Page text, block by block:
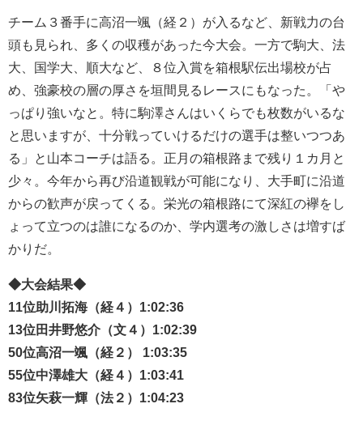
チーム３番手に高沼一颯（経２）が入るなど、新戦力の台
頭も見られ、多くの収穫があった今大会。一方で駒大、法
大、国学大、順大など、８位入賞を箱根駅伝出場校が占
め、強豪校の層の厚さを垣間見るレースにもなった。「や
っぱり強いなと。特に駒澤さんはいくらでも枚数がいるな
と思いますが、十分戦っていけるだけの選手は整いつつあ
る」と山本コーチは語る。正月の箱根路まで残り１カ月と
少々。今年から再び沿道観戦が可能になり、大手町に沿道
からの歓声が戻ってくる。栄光の箱根路にて深紅の襷をし
ょって立つのは誰になるのか、学内選考の激しさは増すば
かりだ。
◆大会結果◆
11位助川拓海（経４）1:02:36
13位田井野悠介（文４）1:02:39
50位高沼一颯（経２） 1:03:35
55位中澤雄大（経４）1:03:41
83位矢萩一輝（法２）1:04:23